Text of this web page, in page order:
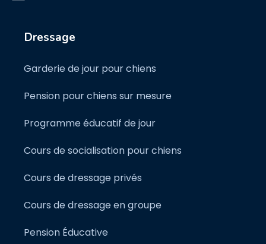
Dressage
Garderie de jour pour chiens
Pension pour chiens sur mesure
Programme éducatif de jour
Cours de socialisation pour chiens
Cours de dressage privés
Cours de dressage en groupe
Pension Éducative